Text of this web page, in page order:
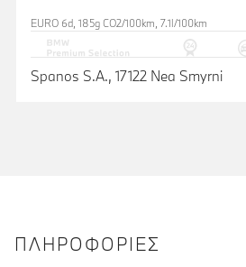
EURO 6d, 185g CO2/100km, 7.1l/100km
Spanos S.A., 17122 Nea Smyrni
ΠΛΗΡΟΦΟΡΊΕΣ